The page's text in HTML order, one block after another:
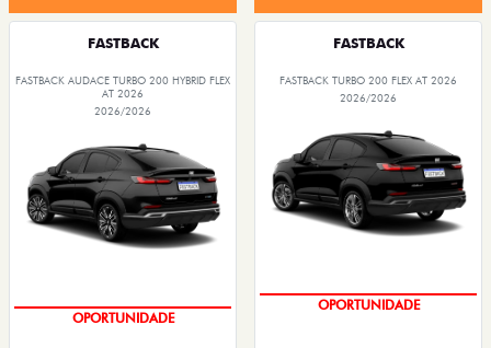
FASTBACK
FASTBACK AUDACE TURBO 200 HYBRID FLEX
AT 2026
2026/2026
OPORTUNIDADE
FASTBACK
FASTBACK TURBO 200 FLEX AT 2026
2026/2026
OPORTUNIDADE